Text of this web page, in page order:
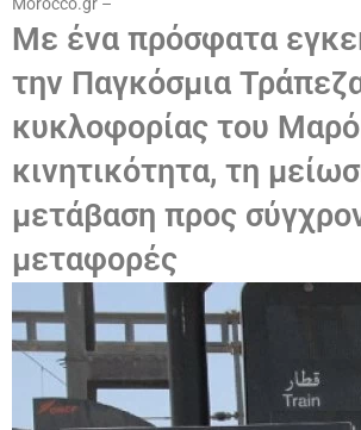
Morocco.gr –
Με ένα πρόσφατα
την Παγκόσμια
κυκλοφορίας του
κινητικότητα, τη
μετάβαση προς
μεταφορές